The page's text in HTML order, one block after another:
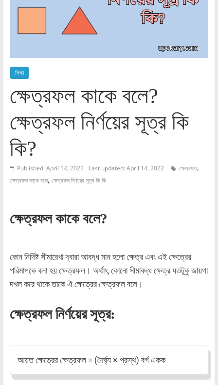
শিক্ষা
ক্ষেত্রফল কাকে বলে?
ক্ষেত্রফল নির্ণয়ের সূত্র কি
কি?
Published: April 14, 2022 Last updated: April 14, 2022 ক্ষেত্রফল,
ক্ষেত্রফল কাকে বলে, ক্ষেত্রফল নির্ণয়ের সূত্র কি কি
ক্ষেত্রফল কাকে বলে?
কোন নির্দিষ্ট সীমারেখা দ্বারা আবদ্ধ মান হলো ক্ষেত্র এবং এই ক্ষেত্রের
পরিমাপকে বলা হয় ক্ষেত্রফল। অর্থাৎ, কোনো সীমাবদ্ধ ক্ষেত্র যতটুকু জায়গা
দখল করে থাকে তাকে ঐ ক্ষেত্রের ক্ষেত্রফল বলে।
ক্ষেত্রফল নির্ণয়ের সূত্র:
আয়ত ক্ষেত্রের ক্ষেত্রফল = (দৈর্ঘ্য × প্রস্থ) বর্গ একক